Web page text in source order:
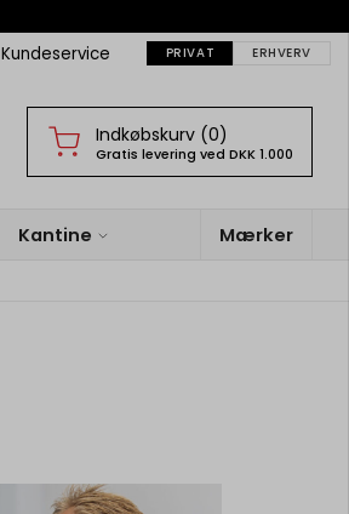
Kundeservice
PRIVAT ERHVERV
Indkøbskurv (0)
Gratis levering ved DKK 1.000
Kantine Mærker